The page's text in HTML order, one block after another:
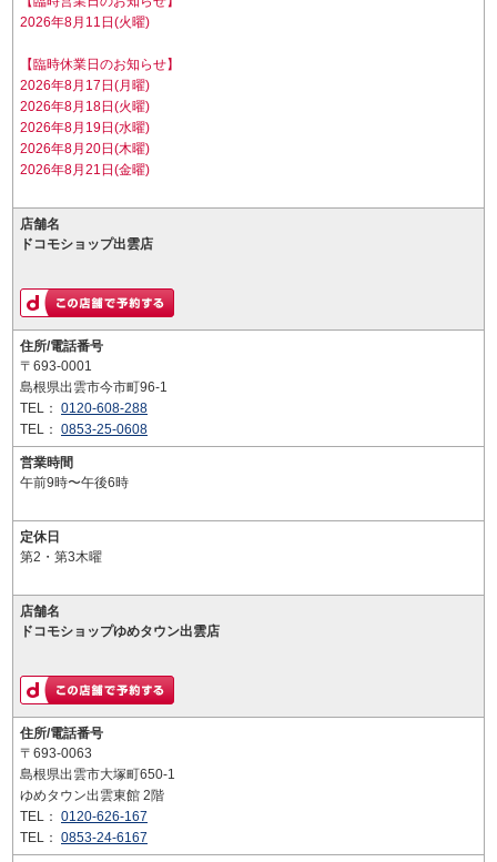
2026年8月11日(火曜)
【臨時休業日のお知らせ】
2026年8月17日(月曜)
2026年8月18日(火曜)
2026年8月19日(水曜)
2026年8月20日(木曜)
2026年8月21日(金曜)
店舗名
ドコモショップ出雲店
住所/電話番号
〒693-0001
島根県出雲市今市町96-1
TEL： 0120-608-288
TEL： 0853-25-0608
営業時間
午前9時〜午後6時
定休日
第2・第3木曜
店舗名
ドコモショップゆめタウン出雲店
住所/電話番号
〒693-0063
島根県出雲市大塚町650-1
ゆめタウン出雲東館 2階
TEL： 0120-626-167
TEL： 0853-24-6167